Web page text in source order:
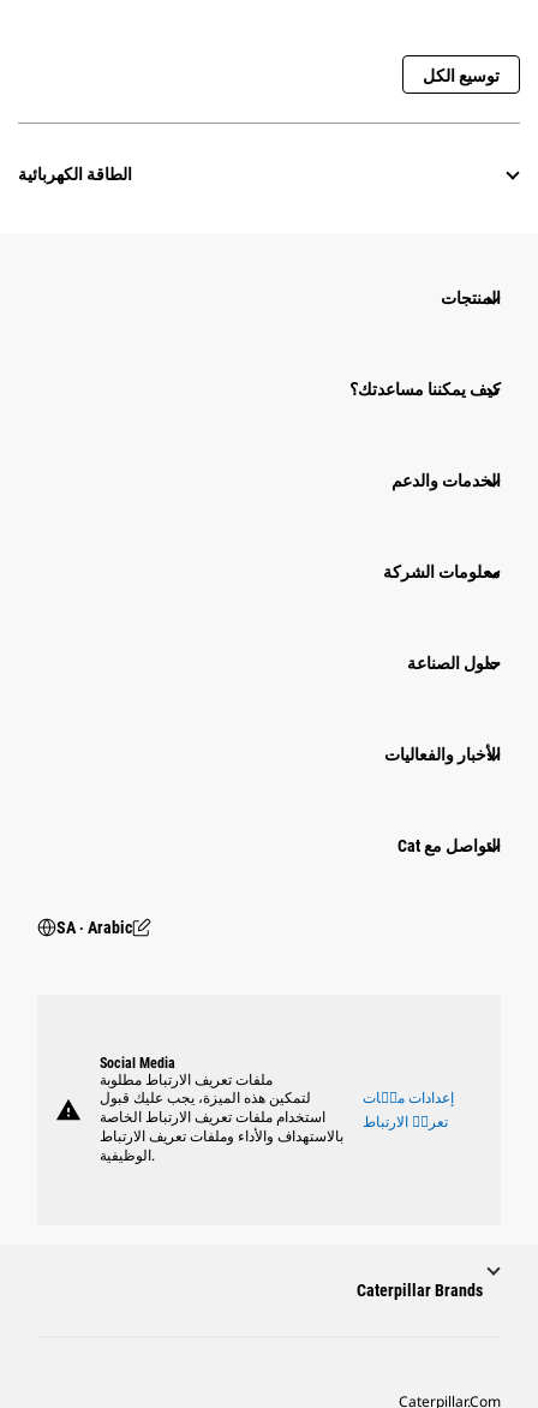
توسيع الكل
الطاقة الكهربائية
المنتجات
كيف يمكننا مساعدتك؟
الخدمات والدعم
معلومات الشركة
حلول الصناعة
الأخبار والفعاليات
التواصل مع Cat
SA ‧ Arabic
warning
Social Media
ملفات تعريف الارتباط مطلوبة
لتمكين هذه الميزة، يجب عليك قبول
استخدام ملفات تعريف الارتباط الخاصة
بالاستهداف والأداء وملفات تعريف الارتباط
الوظيفية.
إعدادات ملٝات
تعريٝ الارتباط
Caterpillar Brands
Caterpillar.com